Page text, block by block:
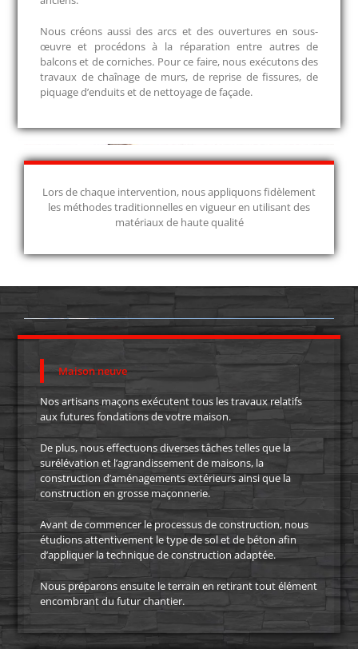
Nous créons aussi des arcs et des ouvertures en sous-
œuvre et procédons à la réparation entre autres de
balcons et de corniches. Pour ce faire, nous exécutons des
travaux de chaînage de murs, de reprise de fissures, de
piquage d’enduits et de nettoyage de façade.
Lors de chaque intervention, nous appliquons fidèlement
les méthodes traditionnelles en vigueur en utilisant des
matériaux de haute qualité
Maison neuve
Nos artisans maçons exécutent tous les travaux relatifs
aux futures fondations de votre maison.
De plus, nous effectuons diverses tâches telles que la
surélévation et l’agrandissement de maisons, la
construction d’aménagements extérieurs ainsi que la
construction en grosse maçonnerie.
Avant de commencer le processus de construction, nous
étudions attentivement le type de sol et de béton afin
d’appliquer la technique de construction adaptée.
Nous préparons ensuite le terrain en retirant tout élément
encombrant du futur chantier.